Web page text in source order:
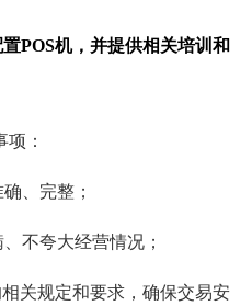
POS机，并提供相关培训和
：
、完整；
不夸大经营情况；
关规定和要求，确保交易安